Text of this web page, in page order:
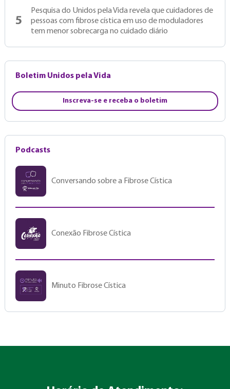
5
Pesquisa do Unidos pela Vida revela que cuidadores de
pessoas com fibrose cística em uso de moduladores
tem menor sobrecarga no cuidado diário
Boletim Unidos pela Vida
Inscreva-se e receba o boletim
Podcasts
Conversando sobre a Fibrose Cística
Conexão Fibrose Cística
Minuto Fibrose Cística